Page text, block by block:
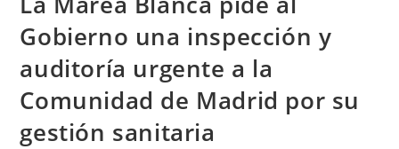
Gobierno una inspección y
auditoría urgente a la
Comunidad de Madrid por su
gestión sanitaria